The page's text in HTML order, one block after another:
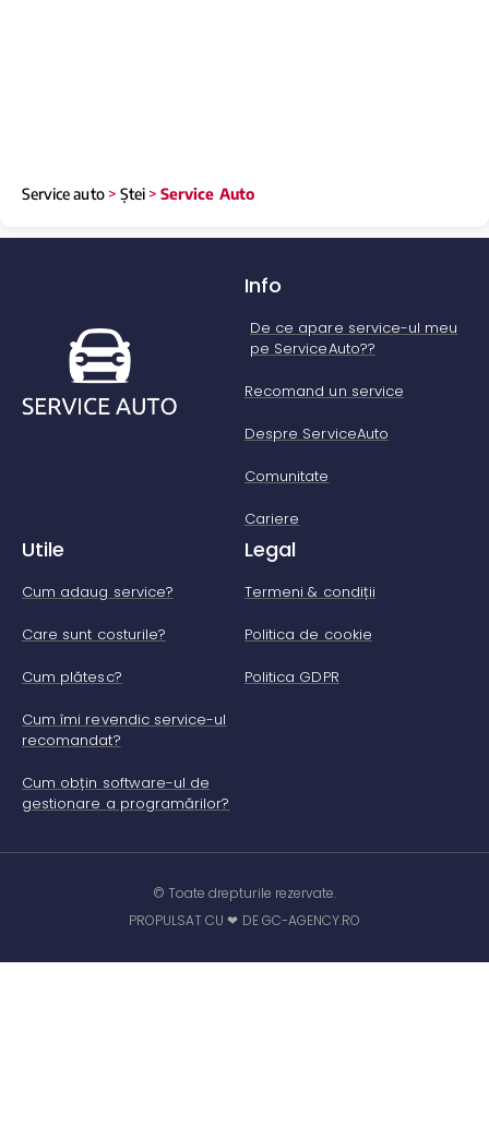
Service auto> Ștei>Service Auto
Info
De ce apare service-ul meu
pe ServiceAuto??
Recomand un service
Despre ServiceAuto
Comunitate
Cariere
Utile
Cum adaug service?
Care sunt costurile?
Cum plătesc?
Cum îmi revendic service-ul
recomandat?
Cum obțin software-ul de
gestionare a programărilor?
Legal
Termeni & condiții
Politica de cookie
Politica GDPR
© Toate drepturile rezervate.
PROPULSAT CU ❤ DE GC-AGENCY.RO